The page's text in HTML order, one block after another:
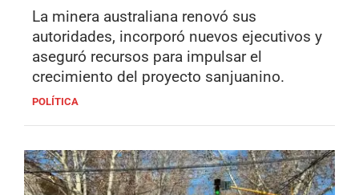
La minera australiana renovó sus
autoridades, incorporó nuevos ejecutivos y
aseguró recursos para impulsar el
crecimiento del proyecto sanjuanino.
POLÍTICA